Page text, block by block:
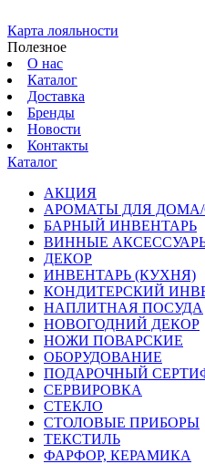
Карта лояльности
Полезное
О нас
Каталог
Доставка
Бренды
Новости
Контакты
Каталог
АКЦИЯ
АРОМАТЫ ДЛЯ
БАРНЫЙ ИНВЕНТАРЬ
ВИННЫЕ
ДЕКОР
ИНВЕНТАРЬ (КУХНЯ)
КОНДИТЕРСКИЙ
НАПЛИТНАЯ ПОСУДА
НОВОГОДНИЙ ДЕКОР
НОЖИ ПОВАРСКИЕ
ОБОРУДОВАНИЕ
ПОДАРОЧНЫЙ
СЕРВИРОВКА
СТЕКЛО
СТОЛОВЫЕ ПРИБОРЫ
ТЕКСТИЛЬ
ФАРФОР, КЕРАМИКА